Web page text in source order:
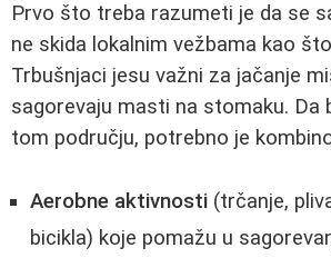
Prvo što treba razumeti je da se
ne skida lokalnim vežbama kao
Trbušnjaci jesu važni za jačanje
sagorevaju masti na stomaku. Da
tom području, potrebno je
Aerobne aktivnosti (trčanje,
bicikla) koje pomažu u